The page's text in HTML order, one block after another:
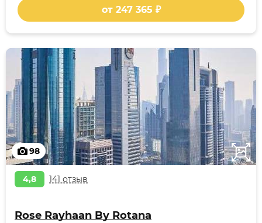
от 247 365 ₽
98
4,8 141 отзыв
Rose Rayhaan By Rotana